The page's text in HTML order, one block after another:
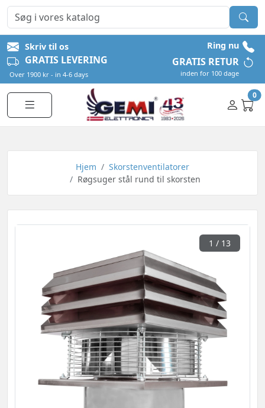
Skriv til os Ring nu
GRATIS LEVERING
Over 1900 kr - in 4-6 days
GRATIS RETUR
inden for 100 dage
0
Hjem
Skorstenventilatorer
Røgsuger stål rund til skorsten
1 / 13